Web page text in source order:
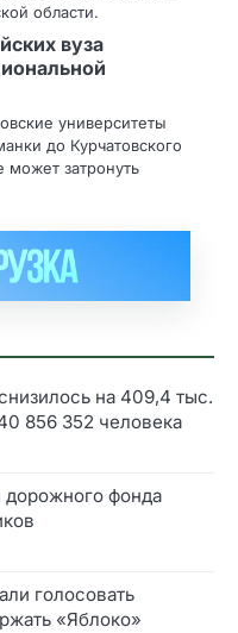
области.
вуза
университеты
до Курчатовского
может затронуть
на 409,4 тыс.
856 352 человека
фонда
голосовать
«Яблоко»